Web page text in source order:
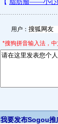
用户：
*搜狗拼音输入法，
我要发布Sogou推